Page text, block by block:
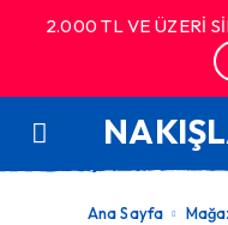
2.000 TL VE ÜZERİ
Ana Sayfa